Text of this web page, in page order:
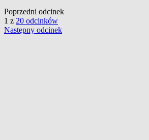
Poprzedni odcinek
1 z 20 odcinków
Następny odcinek